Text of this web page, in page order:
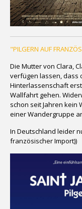
"PILGERN AUF
Die Mutter von Clara,
verfügen lassen, dass
Hinterlassenschaft
Wallfahrt gehen.
schon seit Jahren kein
einer Wandergruppe
In Deutschland leider
französischer Import))